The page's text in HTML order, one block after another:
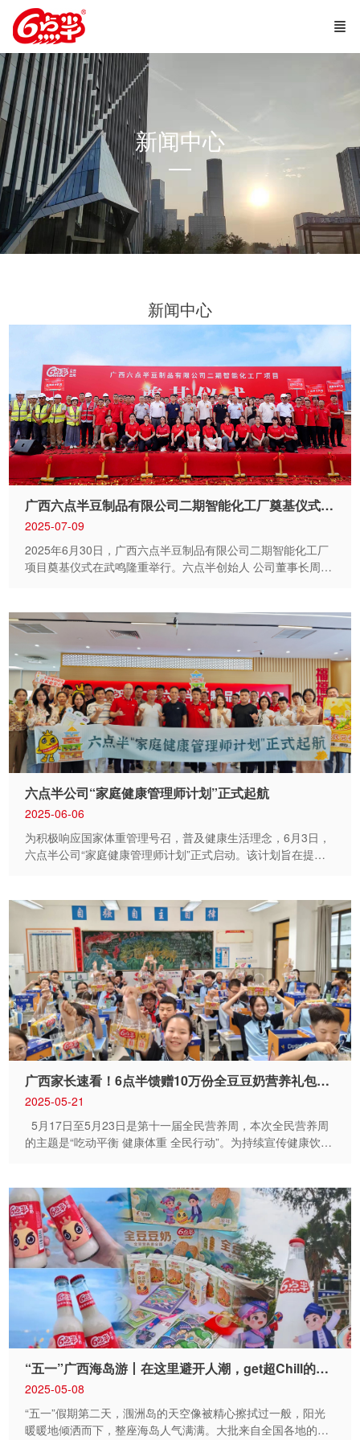
新闻中心
—
新闻中心
广西六点半豆制品有限公司二期智能化工厂奠基仪式圆满举办
2025-07-09
2025年6月30日，广西六点半豆制品有限公司二期智能化工厂
项目奠基仪式在武鸣隆重举行。六点半创始人 公司董事长周
祖、副总裁 总裁助理邓云文等领导及合作伙伴与企业员工齐聚
一堂，共同见证这一里程碑时刻。 上午9时，随着主持人王奕
冉的热情开场，奠基仪式正式拉开帷幕。主持人详细介绍了该
项目占地 83 亩，将扩改建年产60万吨规模豆制品智能化工
厂，集高效生产、绿色环保与智能管理于一体。项目建成后，
不仅能提升企业核心竞争力，更将为区域经济高质量发展注入
新动能。 仪式上，公司总裁周九平上台致辞，他表示：历经
25 年发展，六点半正以智能化升级为契机，迈向新的战略阶
段。"我们要把二期工厂打造成行业标杆，用更高品质的产品回
馈市场。" 上午 9 时 50 分，随着公司创始人、监事莫海军宣
布：“项目开工”，六点半二期智能化工厂正式启动，莫海军与
制造中心总经理廖作福为雄狮点下 "金睛"，寓意项目前程似
锦、质...
六点半公司“家庭健康管理师计划”正式起航
2025-06-06
为积极响应国家体重管理号召，普及健康生活理念，6月3日，
六点半公司“家庭健康管理师计划”正式启动。该计划旨在提升
之餐在于早”。早餐是开启活力一天的金钥匙。本次启动仪式
以“营养早餐沙龙”作为开端，生动践行“管住嘴迈开腿”的健康原
则。公司董事长、总裁、党支部书记为员工精心定制了营养均
衡的健康早餐。色彩缤纷的蔬菜沙拉、富含营养的奇亚籽全豆
豆浆、无糖健康的面包，搭配鸡蛋、红薯、山药、玉米、纳
豆......这份兼顾美味与营养的优质早餐，不仅唤醒了味蕾，也
为员工的身体注入满满活力。 在享受美味的同时，公司总裁周
九平化身 “健康导师”，为员工们讲解了“彩虹饮食法”的核心要
点。红、橙、黄、绿、紫、白，不同颜色的食材蕴含着不同的
营养成分，遵循 “彩虹饮食法”，就如同为身体打造了一座营养
宝库，有助于为身体构建全面均衡的营养结构。 在中国营养学
会的...
广西家长速看！6点半馈赠10万份全豆豆奶营养礼包，今日开启申领通道
2025-05-21
5月17日至5月23日是第十一届全民营养周，本次全民营养周
的主题是“吃动平衡 健康体重 全民行动”。为持续宣传健康饮
童节来临之际，六点半面向广西区域内，3-15岁中小学生，免
费赠送全豆豆奶营养礼包。 1.活动时间 活动报名时间：5月
16日-5月26日 活动开展时间：5月29日-6月1日 2.活动对象 广
西区域内，3-15岁中小学生 包括但不限于全日制中小学校、幼
儿园、托管班、青少年课外兴趣培训机构 3.活动内容 活动一
赠送6点半全豆豆奶营养礼包 在"六一"儿童节校园活动中，家
长或老师以公益宣传的名义向六点半报名，为孩子所在班级的
同学和任课老师，每人赠送一套6点半全豆豆奶营养礼包。
（举例 5月29日南宁**小学三年级三班举办六一节庆祝班会，
小明的爸爸以公益宣传的名义向六点半报名，为小明班级60位
同学赠送6点半全豆豆奶营养礼包，营造欢度六一儿童节的仪
式感。） 6点半全豆豆奶营养礼包含： 2盒2.0全...
“五一”广西海岛游丨在这里避开人潮，get超Chill的度假感！
2025-05-08
“五一”假期第二天，涠洲岛的天空像被精心擦拭过一般，阳光
暖暖地倾洒而下，整座海岛人气满满。大批来自全国各地的游